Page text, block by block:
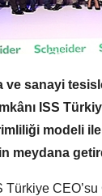
ve sanayi
ISS
modeli
meydana
Türkiye